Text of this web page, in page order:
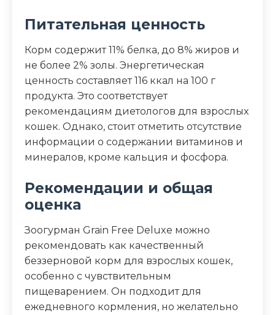
Питательная ценность
Корм содержит 11% белка, до 8% жиров и
не более 2% золы. Энергетическая
ценность составляет 116 ккал на 100 г
продукта. Это соответствует
рекомендациям диетологов для взрослых
кошек. Однако, стоит отметить отсутствие
информации о содержании витаминов и
минералов, кроме кальция и фосфора.
Рекомендации и общая
оценка
Зоогурман Grain Free Deluxe можно
рекомендовать как качественный
беззерновой корм для взрослых кошек,
особенно с чувствительным
пищеварением. Он подходит для
ежедневного кормления, но желательно